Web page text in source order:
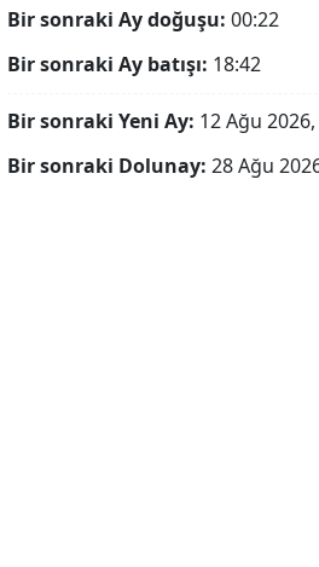
Bir sonraki Ay doğuşu: 00:22
Bir sonraki Ay batışı: 18:42
Bir sonraki Yeni Ay: 12 Ağu
Bir sonraki Dolunay: 28 Ağu